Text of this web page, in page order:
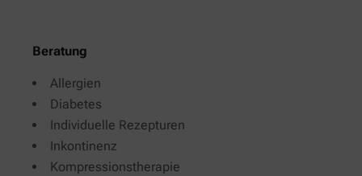
Beratung
Allergien
Diabetes
Individuelle Rezepturen
Inkontinenz
Kompressionstherapie